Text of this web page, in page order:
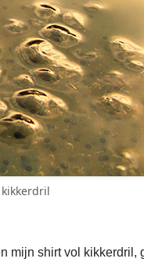
mijn shirt vol kikkerdril,